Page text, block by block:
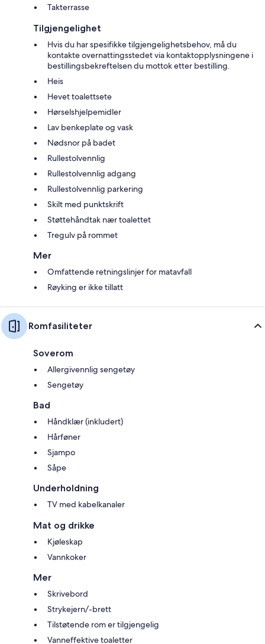
Takterrasse
Tilgjengelighet
Hvis du har spesifikke tilgjengelighetsbehov, må du
kontakte overnattingsstedet via kontaktopplysningene i
bestillingsbekreftelsen du mottok etter bestilling.
Heis
Hevet toalettsete
Hørselshjelpemidler
Lav benkeplate og vask
Nødsnor på badet
Rullestolvennlig
Rullestolvennlig adgang
Rullestolvennlig parkering
Skilt med punktskrift
Støttehåndtak nær toalettet
Tregulv på rommet
Mer
Omfattende retningslinjer for matavfall
Røyking er ikke tillatt
Romfasiliteter
Soverom
Allergivennlig sengetøy
Sengetøy
Bad
Håndklær (inkludert)
Hårføner
Sjampo
Såpe
Underholdning
TV med kabelkanaler
Mat og drikke
Kjøleskap
Vannkoker
Mer
Skrivebord
Strykejern/-brett
Tilstøtende rom er tilgjengelig
Vanneffektive toaletter